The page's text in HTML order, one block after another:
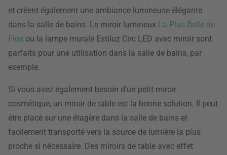
et créent également une ambiance lumineuse élégante
dans la salle de bains. Le miroir lumineux La Plus Belle de
Flos ou la lampe murale Estiluz Circ LED avec miroir sont
parfaits pour une utilisation dans la salle de bains, par
exemple.
Si vous avez également besoin d'un petit miroir
cosmétique, un miroir de table est la bonne solution. Il peut
être placé sur une étagère dans la salle de bains et
facilement transporté vers la source de lumière la plus
proche si nécessaire. Des miroirs de table avec effet